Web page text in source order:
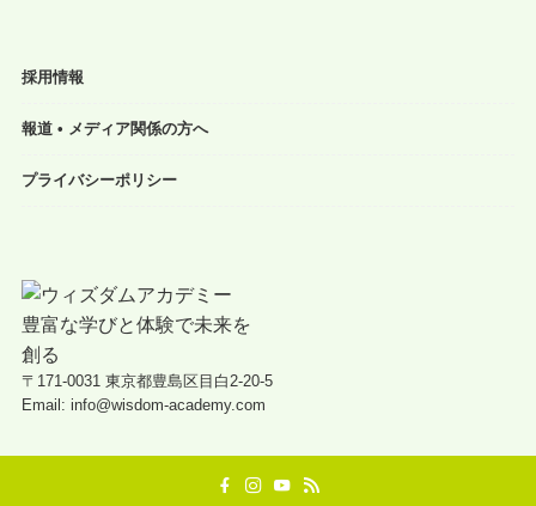
採用情報
報道 • メディア関係の方へ
プライバシーポリシー
〒171-0031 東京都豊島区目白2-20-5
Email: info@wisdom-academy.com